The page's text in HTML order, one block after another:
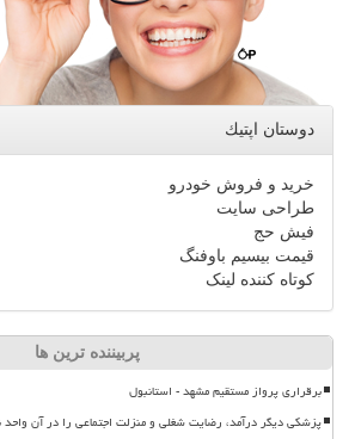
دوستان اپتیك
خرید و فروش خودرو
طراحی سایت
فیش حج
قیمت بیسیم باوفنگ
کوتاه کننده لینک
پربیننده ترین ها
برقراری پرواز مستقیم مشهد - استانبول
پزشکی دیگر درآمد، رضایت شغلی و منزلت اجتماعی را در آن واحد